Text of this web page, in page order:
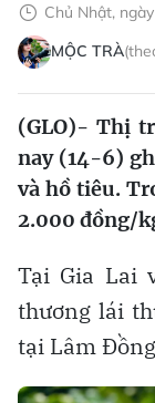
Chủ Nhật,
MỘC TRÀ
(GLO)- Thị
nay (14-6)
và hồ tiêu.
2.000 đồng/
Tại Gia Lai
thương lái
tại Lâm